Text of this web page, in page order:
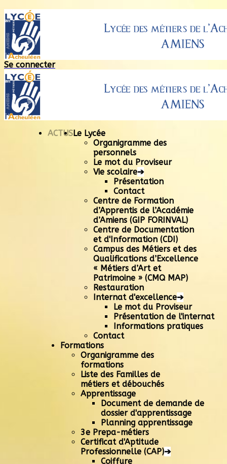
Se connecter
ACTUSLe Lycée
Organigramme des
personnels
Le mot du Proviseur
Vie scolaire➔
Présentation
Contact
Centre de Formation
d’Apprentis de l’Académie
d’Amiens (GIP FORINVAL)
Centre de Documentation
et d'Information (CDI)
Campus des Métiers et des
Qualifications d’Excellence
« Métiers d’Art et
Patrimoine » (CMQ MAP)
Restauration
Internat d'excellence➔
Le mot du Proviseur
Présentation de l'internat
Informations pratiques
Contact
Formations
Organigramme des
formations
Liste des Familles de
métiers et débouchés
Apprentissage
Document de demande de
dossier d'apprentissage
Planning apprentissage
3e Prepa-métiers
Certificat d'Aptitude
Professionnelle (CAP)➔
Coiffure